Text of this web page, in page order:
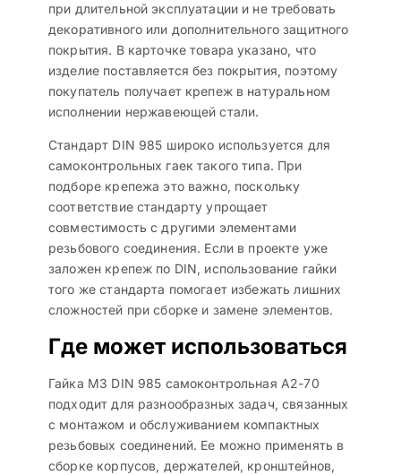
при длительной эксплуатации и не требовать
декоративного или дополнительного защитного
покрытия. В карточке товара указано, что
изделие поставляется без покрытия, поэтому
покупатель получает крепеж в натуральном
исполнении нержавеющей стали.
Стандарт DIN 985 широко используется для
самоконтрольных гаек такого типа. При
подборе крепежа это важно, поскольку
соответствие стандарту упрощает
совместимость с другими элементами
резьбового соединения. Если в проекте уже
заложен крепеж по DIN, использование гайки
того же стандарта помогает избежать лишних
сложностей при сборке и замене элементов.
Где может использоваться
Гайка M3 DIN 985 самоконтрольная A2-70
подходит для разнообразных задач, связанных
с монтажом и обслуживанием компактных
резьбовых соединений. Ее можно применять в
сборке корпусов, держателей, кронштейнов,